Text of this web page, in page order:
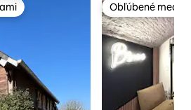
Obľúbené medzi
Obľúbené medzi